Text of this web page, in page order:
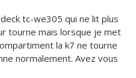
tc-we305 qui ne lit plus
tourne mais lorsque je met
la k7 ne tourne
normalement. Avez vous